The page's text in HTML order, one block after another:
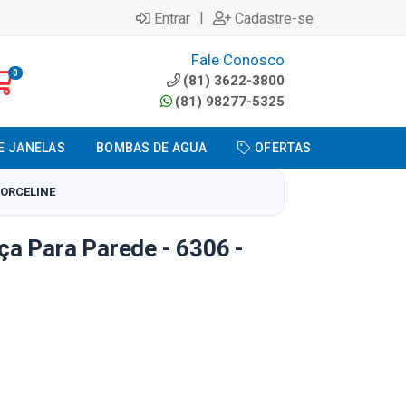
Entrar | Cadastre-se
0
Fale Conosco
(81) 3622-3800
(81) 98277-5325
JANELAS BOMBAS DE AGUA OFERTAS
Para Parede - 6306 -